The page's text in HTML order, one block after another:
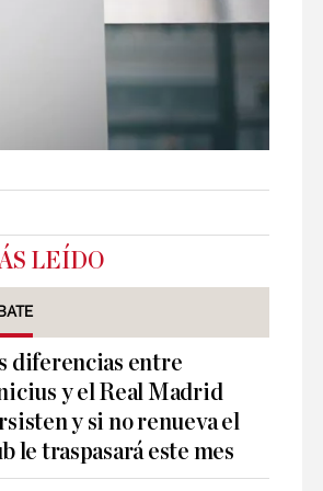
LEÍDO
diferencias entre
y el Real Madrid
y si no renueva el
le traspasará este mes